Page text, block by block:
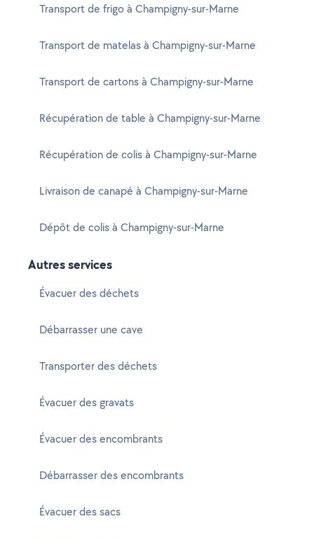
Transport de frigo à Champigny-sur-Marne
Transport de matelas à Champigny-sur-Marne
Transport de cartons à Champigny-sur-Marne
Récupération de table à Champigny-sur-Marne
Récupération de colis à Champigny-sur-Marne
Livraison de canapé à Champigny-sur-Marne
Dépôt de colis à Champigny-sur-Marne
Autres services
Évacuer des déchets
Débarrasser une cave
Transporter des déchets
Évacuer des gravats
Évacuer des encombrants
Débarrasser des encombrants
Évacuer des sacs